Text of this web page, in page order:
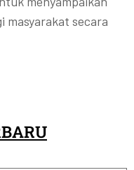
masyarakat secara